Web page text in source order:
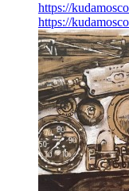
https://
https://